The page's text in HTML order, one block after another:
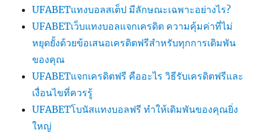
UFABETแทงบอลสเต็ป มีลักษณะเฉพาะอย่างไร?
UFABETเว็บแทงบอลแจกเครดิต ความคุ้มค่าที่ไม่
หยุดยั้งด้วยข้อเสนอเครดิตฟรีสำหรับทุกการเดิมพัน
ของคุณ
UFABETแจกเครดิตฟรี คืออะไร วิธีรับเครดิตฟรีและ
เงื่อนไขที่ควรรู้
UFABETโบนัสแทงบอลฟรี ทำให้เดิมพันของคุณยิ่ง
ใหญ่